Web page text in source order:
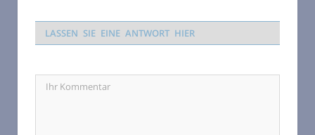
LASSEN SIE EINE ANTWORT HIER